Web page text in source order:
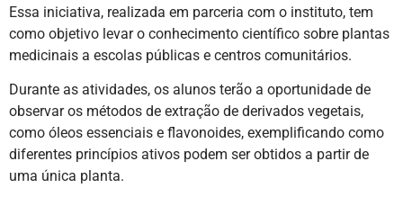
Essa iniciativa, realizada em parceria com o instituto, tem
como objetivo levar o conhecimento científico sobre plantas
medicinais a escolas públicas e centros comunitários.
Durante as atividades, os alunos terão a oportunidade de
observar os métodos de extração de derivados vegetais,
como óleos essenciais e flavonoides, exemplificando como
diferentes princípios ativos podem ser obtidos a partir de
uma única planta.